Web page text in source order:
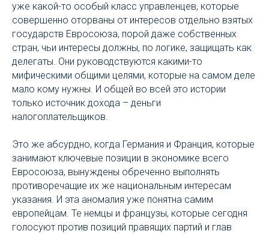
уже какой-то особый класс управленцев, которые
совершенно оторваны от интересов отдельно взятых
государств Евросоюза, порой даже собственных
стран, чьи интересы должны, по логике, защищать как
делегаты. Они руководствуются какими-то
мифическими общими целями, которые на самом деле
мало кому нужны. И общей во всей это истории
только источник дохода – деньги
налогоплательщиков.
Это же абсурдно, когда Германия и Франция, которые
занимают ключевые позиции в экономике всего
Евросоюза, вынуждены обреченно выполнять
противоречащие их же национальным интересам
указания. И эта аномалия уже понятна самим
европейцам. Те немцы и французы, которые сегодня
голосуют против позиций правящих партий и глав